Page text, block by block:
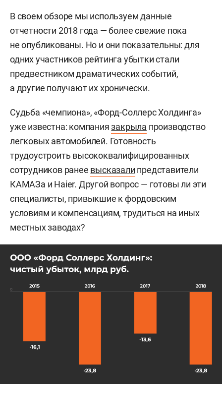
В своем обзоре мы используем данные
отчетности 2018 года — более свежие пока
не опубликованы. Но и они показательны: для
одних участников рейтинга убытки стали
предвестником драматических событий,
а другие получают их хронически.
Судьба «чемпиона», «Форд-Соллерс Холдинга»
уже известна: компаниязакрыла производство
легковых автомобилей. Готовность
трудоустроить высококвалифицированных
сотрудников ранее высказали представители
КАМАЗа и Haier. Другой вопрос — готовы ли эти
специалисты, привыкшие к фордовским
условиям и компенсациям, трудиться на иных
местных заводах?